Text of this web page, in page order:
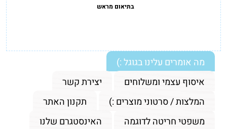
בתיאום מראש
מה אומרים עלינו בגוגל :)
איסוף עצמי ומשלוחים
יצירת קשר
המלצות / סרטוני מוצרים :)
תקנון האתר
משפטי חריטה לדוגמה
האינסטגרם שלנו